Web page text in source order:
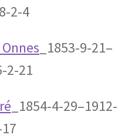
を定式化】
センブルーク
2-4
_1853-9-21–
2-21
_1854-4-29–1912-